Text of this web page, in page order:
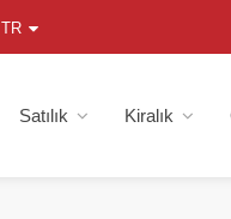
TR
Satılık Kiralık